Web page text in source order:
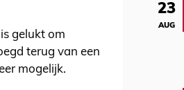
gelukt om
terug van een
mogelijk.
23
AUG